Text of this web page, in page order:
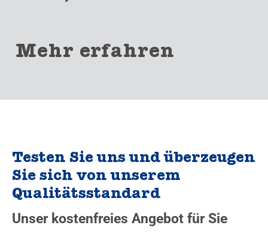
Testen Sie uns und überzeugen
Sie sich von unserem
Qualitätsstandard
Unser kostenfreies Angebot für Sie
Mehr erfahren